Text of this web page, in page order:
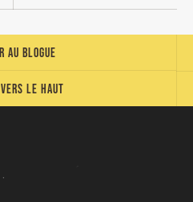
le haut
au blogue